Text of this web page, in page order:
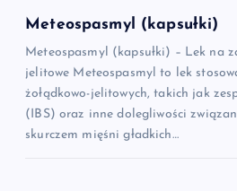
Meteospasmyl (kapsułki)
Meteospasmyl (kapsułki) – Lek na
jelitowe Meteospasmyl to lek
żołądkowo-jelitowych, takich jak
(IBS) oraz inne dolegliwości
skurczem mięśni gładkich…